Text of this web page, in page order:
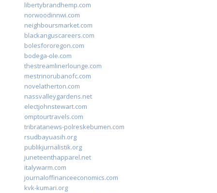
libertybrandhemp.com
norwoodinnwi.com
neighboursmarket.com
blackanguscareers.com
bolesfororegon.com
bodega-ole.com
thestreamlinerlounge.com
mestrinorubanofc.com
novelatherton.com
nassvalleygardens.net
electjohnstewart.com
omptourtravels.com
tribratanews-polreskebumen.com
rsudbayuasih.org
publikjurnalistik.org
juneteenthapparel.net
italywarm.com
journaloffinanceeconomics.com
kvk-kumari.org